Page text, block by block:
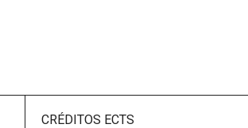
CRÉDITOS ECTS